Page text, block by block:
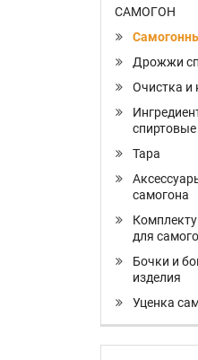
САМОГОН
Дрожжи
Очистка и
спиртовые
Тара
самогона
для
Бочки и
изделия
Уценка